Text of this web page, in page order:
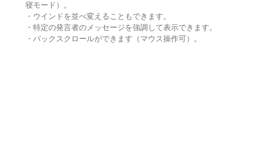
寝モード）。
・ウインドを並べ変えることもできます。
・特定の発言者のメッセージを強調して表示できます。
・バックスクロールができます（マウス操作可）。